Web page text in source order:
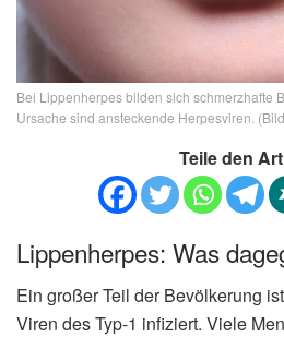
Bei Lippenherpes bilden sich schmerzhafte
Ursache sind ansteckende Herpesviren.
Teile den
Lippenherpes: Was
Ein großer Teil der Bevölkerung
Viren des Typ-1 infiziert. Viele